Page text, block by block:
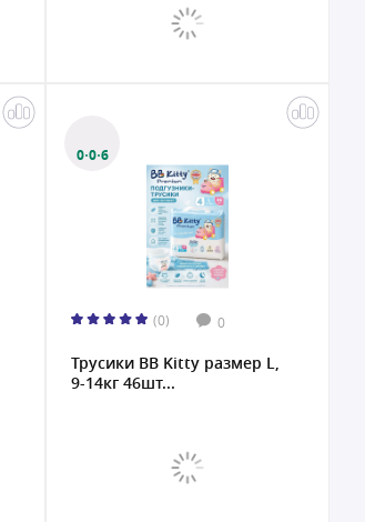
0·0·6
(0) 0
Трусики BB Kitty размер L,
9-14кг 46шт...